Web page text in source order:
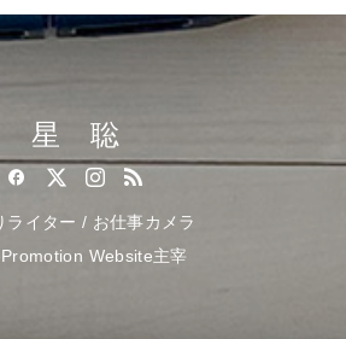
星 聡
ライター / お仕事カメラ
Website主宰